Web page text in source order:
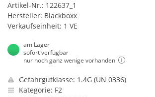
Artikel-Nr.: 122637_1
Hersteller: Blackboxx
Verkaufseinheit: 1 VE
am Lager
sofort verfügbar
nur noch ganz wenige vorhanden
Gefahrgutklasse: 1.4G (UN 0336)
Kategorie: F2